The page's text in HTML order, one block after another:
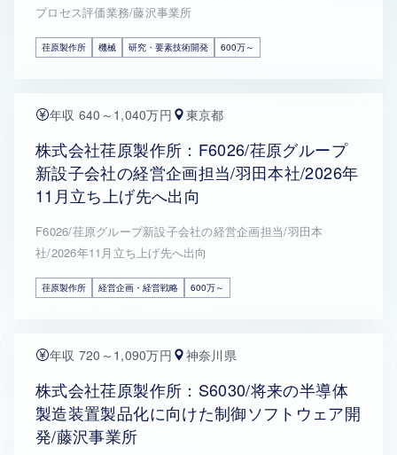
プロセス評価業務/藤沢事業所
荏原製作所 機械 研究・要素技術開発 600万～
年収 640～1,040万円 東京都
株式会社荏原製作所：F6026/荏原グループ
新設子会社の経営企画担当/羽田本社/2026年
11月立ち上げ先へ出向
F6026/荏原グループ新設子会社の経営企画担当/羽田本
社/2026年11月立ち上げ先へ出向
荏原製作所 経営企画・経営戦略 600万～
年収 720～1,090万円 神奈川県
株式会社荏原製作所：S6030/将来の半導体
製造装置製品化に向けた制御ソフトウェア開
発/藤沢事業所